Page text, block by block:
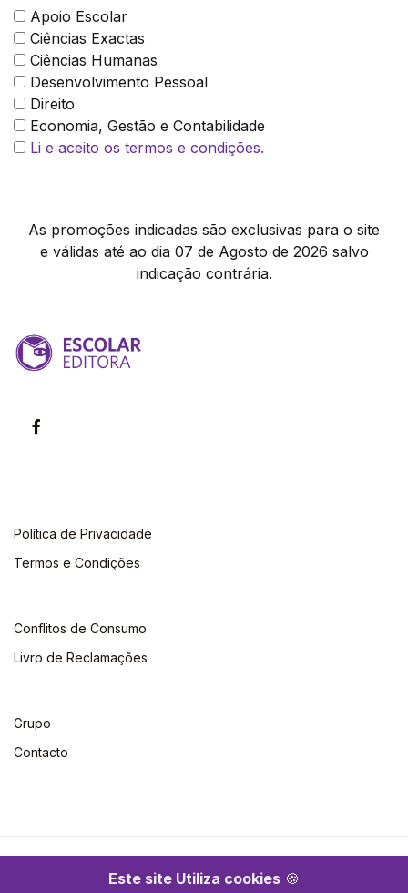
Este site Utiliza cookies 🍪
Apoio Escolar
Ciências Exactas
Ciências Humanas
Desenvolvimento Pessoal
Direito
Economia, Gestão e Contabilidade
Li e aceito os termos e condições.
As promoções indicadas são exclusivas para o site
e válidas até ao dia 07 de Agosto de 2026 salvo
indicação contrária.
Política de Privacidade
Termos e Condições
Conflitos de Consumo
Livro de Reclamações
Grupo
Contacto
©2026 Escolar. Todos os direitos reservados